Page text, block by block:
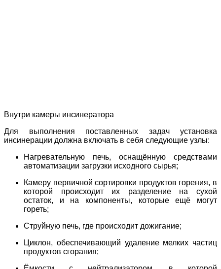
Внутри камеры инсинератора
Для выполнения поставленных задач установка
инсинерации должна включать в себя следующие узлы:
Нагревательную печь, оснащённую средствами
автоматизации загрузки исходного сырья;
Камеру первичной сортировки продуктов горения, в
которой происходит их разделение на сухой
остаток, и на компоненты, которые ещё могут
гореть;
Струйную печь, где происходит дожигание;
Циклон, обеспечивающий удаление мелких частиц
продуктов сгорания;